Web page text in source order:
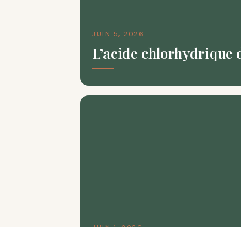
JUIN 5, 2026
L’acide chlorhydrique